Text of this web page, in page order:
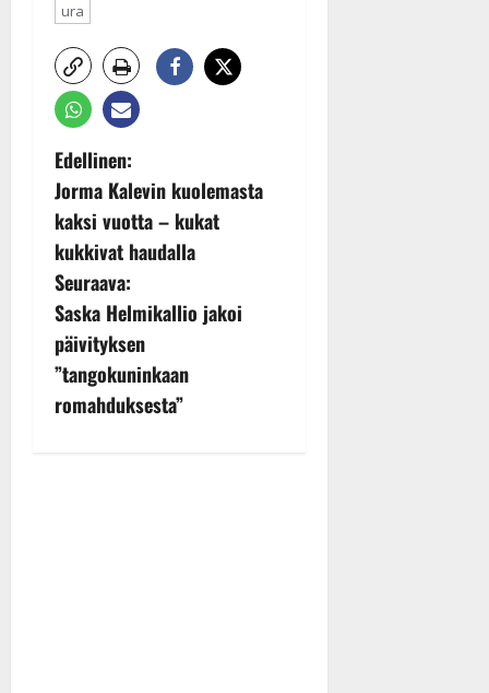
ura
P
o
s
t
n
a
Edellinen:
Jorma Kalevin kuolemasta
kaksi vuotta – kukat
kukkivat haudalla
Seuraava:
Saska Helmikallio jakoi
päivityksen
”tangokuninkaan
romahduksesta”